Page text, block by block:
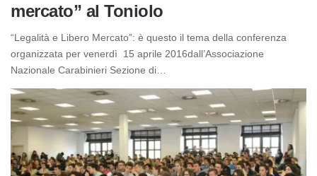
mercato” al Toniolo
“Legalità e Libero Mercato”: è questo il tema della conferenza
organizzata per venerdì 15 aprile 2016dall’Associazione
Nazionale Carabinieri Sezione di…